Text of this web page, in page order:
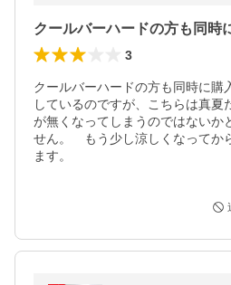
3
クールバーハードの方も同時に購
しているのですが、こちらは真夏
が無くなってしまうのではないか
せん。　もう少し涼しくなってか
ます。